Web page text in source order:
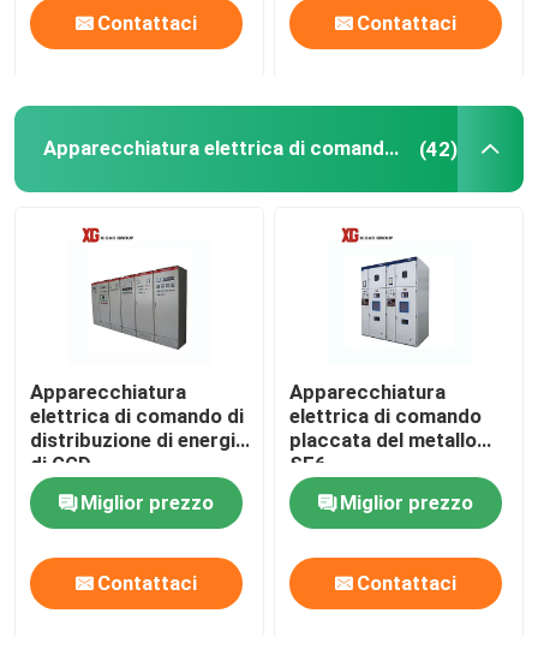
Casa
Circa noi
Controllo di qualità
Contattici
Richieda una citazione
Contattaci Contattaci
Apparecchiatura elettrica di comando di distribuzione di energia (42)
Apparecchiatura
elettrica di comando di
distribuzione di energia
di GGD
Miglior prezzo
Contattaci
Apparecchiatura
elettrica di comando
placcata del metallo
SF6
Miglior prezzo
Contattaci